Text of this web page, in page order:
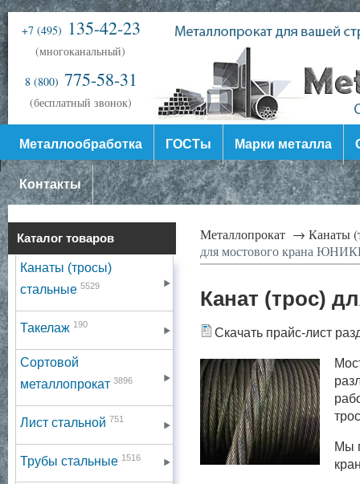
+7 (495) 135-42-23
(многоканальный)
8 (800) 775-58-31
(бесплатный звонок)
Металлообработка ГОСТы Марки металла
Контакты
Каталог товаров
Канаты (тросы)
стальные 5529
Такелаж 190
Сортовой
металлопрокат 3896
Лист стальной 751
Трубы стальные 1516
Металлопрокат → Канаты
для мостового крана
Канат (трос)
Скачать прайс-лист
Мы